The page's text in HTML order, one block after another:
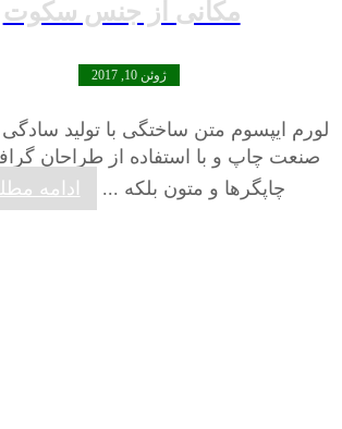
مکانی از جنس سکوت
ژوئن 10, 2017
لورم ایپسوم متن ساختگی با تولید سادگی
صنعت چاپ و با استفاده از طراحان
چاپگرها و متون بلکه ...
ادامه